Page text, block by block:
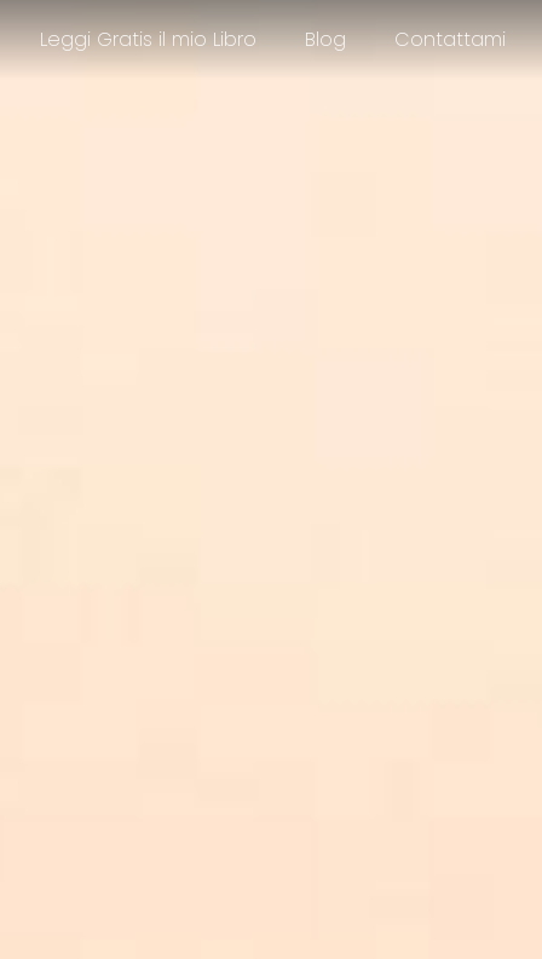
Leggi Gratis il mio Libro Blog Contattami